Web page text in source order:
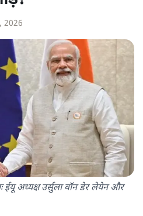
2026
ईयू अध्यक्ष उर्सुला वॉन डेर लेयेन और